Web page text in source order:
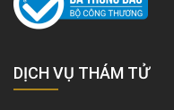
DỊCH VỤ THÁM TỬ